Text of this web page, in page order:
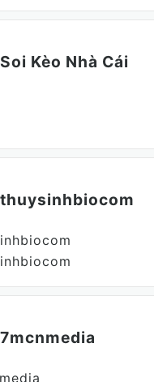
Soi Kèo Nhà Cái
thuysinhbiocom
7mcnmedia